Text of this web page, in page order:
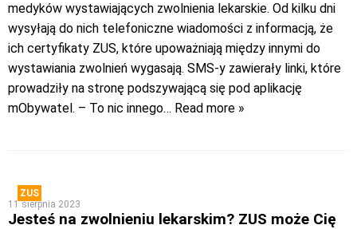
medyków wystawiających zwolnienia lekarskie. Od kilku dni
wysyłają do nich telefoniczne wiadomości z informacją, że
ich certyfikaty ZUS, które upoważniają między innymi do
wystawiania zwolnień wygasają. SMS-y zawierały linki, które
prowadziły na stronę podszywającą się pod aplikację
mObywatel. – To nic innego… Read more »
ZUS
11 sierpnia 2023
Jesteś na zwolnieniu lekarskim? ZUS może Cię